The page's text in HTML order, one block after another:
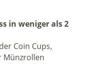
in weniger als 2
Coin Cups,
Münzrollen